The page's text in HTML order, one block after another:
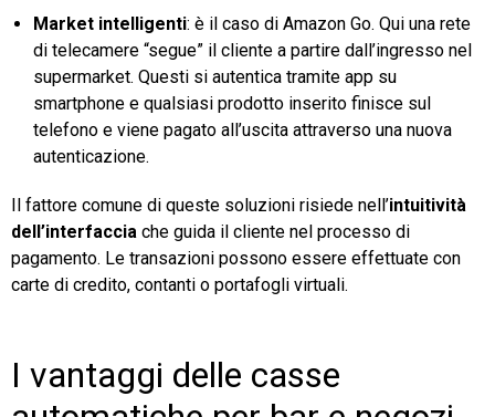
Market intelligenti: è il caso di Amazon Go. Qui una rete
di telecamere “segue” il cliente a partire dall’ingresso nel
supermarket. Questi si autentica tramite app su
smartphone e qualsiasi prodotto inserito finisce sul
telefono e viene pagato all’uscita attraverso una nuova
autenticazione.
Il fattore comune di queste soluzioni risiede nell’intuitività
dell’interfaccia che guida il cliente nel processo di
pagamento. Le transazioni possono essere effettuate con
carte di credito, contanti o portafogli virtuali.
I vantaggi delle casse